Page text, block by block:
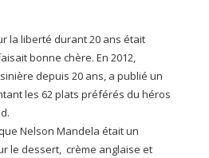
la liberté durant 20 ans était
bonne chère. En 2012,
depuis 20 ans, a publié un
les 62 plats préférés du héros
Nelson Mandela était un
le dessert, crème anglaise et